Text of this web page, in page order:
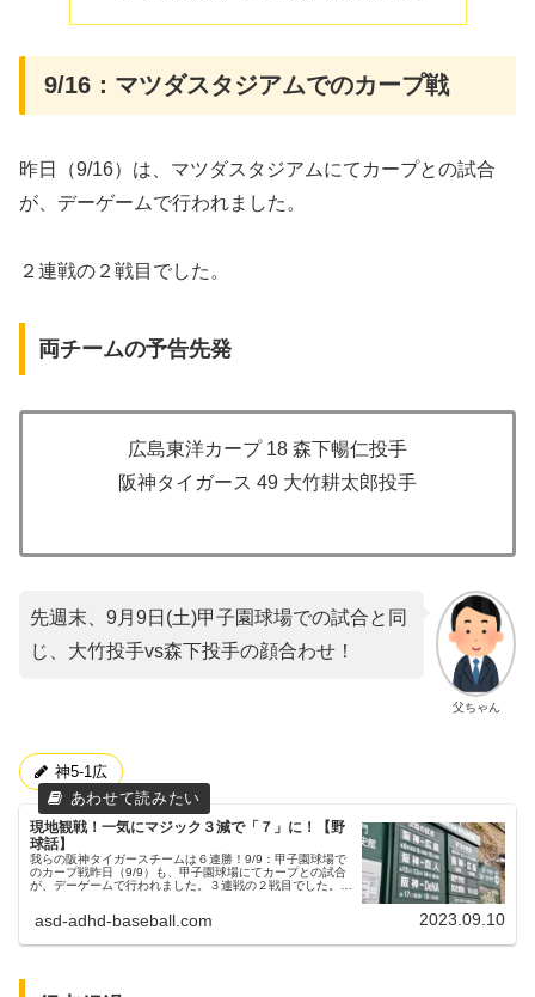
9/16：マツダスタジアムでのカープ戦
昨日（9/16）は、マツダスタジアムにてカープとの試合
が、デーゲームで行われました。
２連戦の２戦目でした。
両チームの予告先発
広島東洋カープ 18 森下暢仁投手
阪神タイガース 49 大竹耕太郎投手
父ちゃん
先週末、9月9日(土)甲子園球場での試合と同
じ、大竹投手vs森下投手の顔合わせ！
神5-1広
現地観戦！一気にマジック３減で「７」に！【野
球話】
我らの阪神タイガースチームは６連勝！9/9：甲子園球場で
のカープ戦昨日（9/9）も、甲子園球場にてカープとの試合
が、デーゲームで行われました。３連戦の２戦目でした。父
asd-adhd-baseball.com 2023.09.10